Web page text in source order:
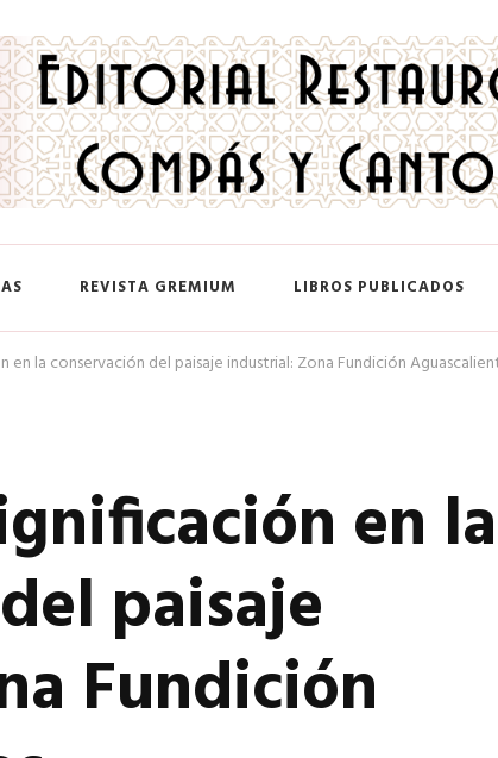
REVISTA GREMIUM LIBROS PUBLICADOS
en la conservación del paisaje industrial: Zona Fundición
en la
paisaje
Fundición